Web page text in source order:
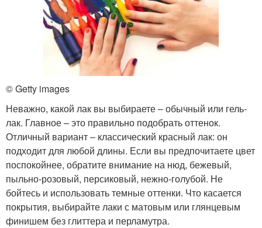
© Getty images
Неважно, какой лак вы выбираете ‒ обычный или гель-
лак. Главное – это правильно подобрать оттенок.
Отличный вариант ‒ классический красный лак: он
подходит для любой длины. Если вы предпочитаете цвет
поспокойнее, обратите внимание на нюд, бежевый,
пыльно-розовый, персиковый, нежно-голубой. Не
бойтесь и использовать темные оттенки. Что касается
покрытия, выбирайте лаки с матовым или глянцевым
финишем без глиттера и перламутра.